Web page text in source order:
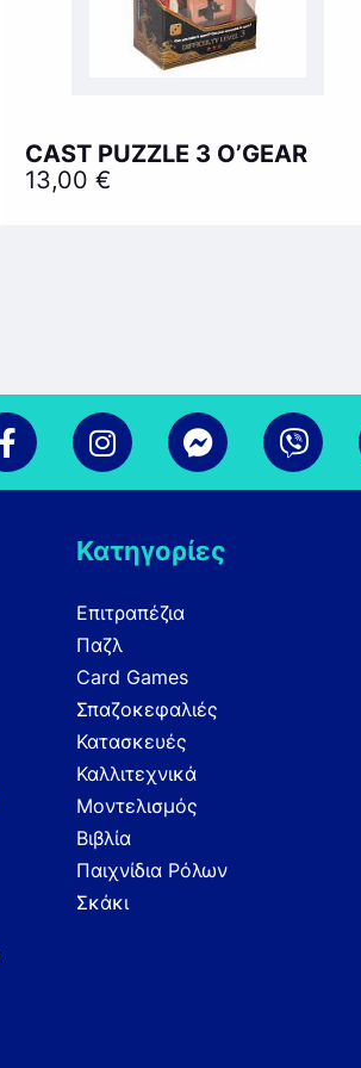
CAST PUZZLE 3 O’GEAR
13,00€
Κατηγορίες
Επιτραπέζια
Παζλ
Card Games
Σπαζοκεφαλιές
Κατασκευές
Καλλιτεχνικά
Μοντελισμός
Βιβλία
Παιχνίδια Ρόλων
Σκάκι